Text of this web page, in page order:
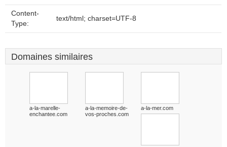
Content-
Type:
text/html; charset=UTF-8
Domaines similaires
a-la-marelle-
enchantee.com
a-la-memoire-de-
vos-proches.com
a-la-mer.com